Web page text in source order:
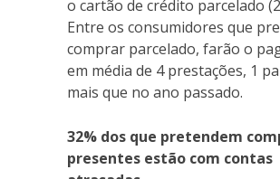
o cartão de crédito parcelado
Entre os consumidores que
comprar parcelado, farão o
em média de 4 prestações, 1
mais que no ano passado.
32% dos que pretendem
presentes estão com contas